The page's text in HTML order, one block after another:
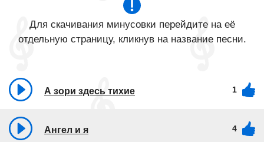
Для скачивания минусовки перейдите на её
отдельную страницу, кликнув на название песни.
А зори здесь тихие 1
Ангел и я 4